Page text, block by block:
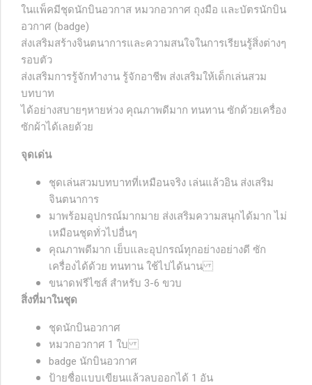
ในแพ็คมีชุดนักบินอวกาส หมวกอวกาศ ถุงมือ และบัตรนักบิน
อวกาศ (badge)
ส่งเสริมสร้างจินตนาการและความสนใจในการเรียนรู้สิ่งต่างๆ
รอบตัว
ส่งเสริมการรู้จักทำงาน รู้จักอาชีพ ส่งเสริมให้เด็กเล่นสวม
บทบาท
ได้อย่างสบายๆหายห่วง คุณภาพดีมาก ทนทาน ซักด้วยเครื่อง
ซักผ้าได้เลยด้วย
จุดเด่น
ชุดเล่นสวมบทบาทที่เหมือนจริง เล่นแล้วอิน ส่งเสริม
จินตนาการ
มาพร้อมอุปกรณ์มากมาย ส่งเสริมความสนุกได้มาก ไม่
เหมือนชุดทั่วไปอื่นๆ
คุณภาพดีมาก เย็บและอุปกรณ์ทุกอย่างอย่างดี ซัก
เครื่องได้ด้วย ทนทาน ใช้ไปได้นาน
ขนาดฟรีไซส์ สำหรับ 3-6 ขวบ
สิ่งที่มาในชุด
ชุดนักบินอวกาศ
หมวกอวกาศ 1 ใบ
badge นักบินอวกาศ
ป้ายชื่อแบบเขียนแล้วลบออกได้ 1 อัน